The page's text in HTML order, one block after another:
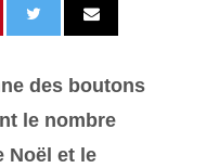
des boutons
le nombre
Noël et le